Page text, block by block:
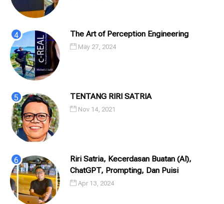
The Art of Perception Engineering
May 27, 2024
TENTANG RIRI SATRIA
Nov 14, 2021
Riri Satria, Kecerdasan Buatan (AI),
ChatGPT, Prompting, Dan Puisi
Apr 13, 2024